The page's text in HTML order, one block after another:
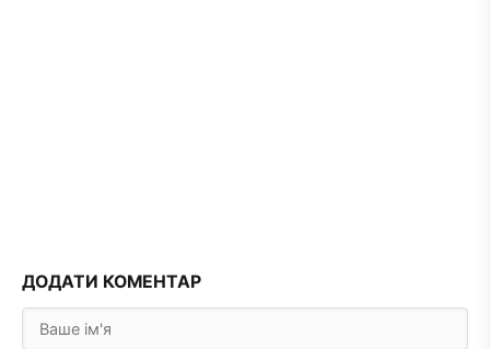
ДОДАТИ КОМЕНТАР